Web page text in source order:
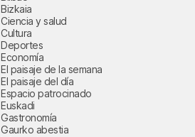
Bizkaia
Ciencia y salud
Cultura
Deportes
Economía
El paisaje de la semana
El paisaje del día
Espacio patrocinado
Euskadi
Gastronomía
Gaurko abestia